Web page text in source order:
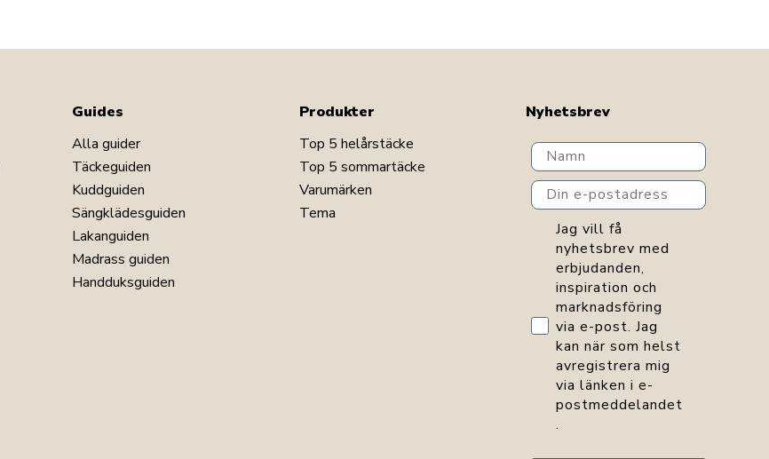
Guides
Alla guider
Täckeguiden
Kuddguiden
Sängklädesguiden
Lakanguiden
Madrass guiden
Handduksguiden
Produkter
Top 5 helårstäcke
Top 5 sommartäcke
Varumärken
Tema
Nyhetsbrev
Navn
Din e-postadress
GDPR consent
Jag vill få
nyhetsbrev med
erbjudanden,
inspiration och
marknadsföring
via e-post. Jag
kan när som helst
avregistrera mig
via länken i e-
postmeddelandet
.